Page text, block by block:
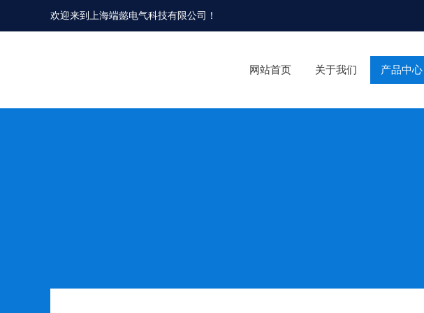
欢迎来到 上海端懿电气科技有限公司 ！
网站首页 关于我们 产品中心